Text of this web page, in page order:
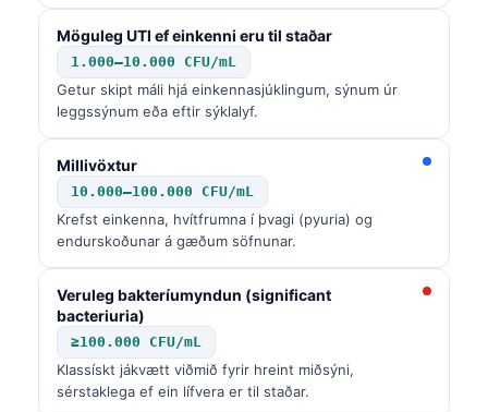
Möguleg UTI ef einkenni eru til staðar
1.000–10.000 CFU/mL
Getur skipt máli hjá einkennasjúklingum, sýnum úr
leggssýnum eða eftir sýklalyf.
Millivöxtur
10.000–100.000 CFU/mL
Krefst einkenna, hvítfrumna í þvagi (pyuria) og
endurskoðunar á gæðum söfnunar.
Veruleg bakteríumyndun (significant
bacteriuria)
≥100.000 CFU/mL
Klassískt jákvætt viðmið fyrir hreint miðsýni,
sérstaklega ef ein lífvera er til staðar.